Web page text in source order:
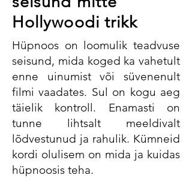
Hollywoodi trikk
Hüpnoos on loomulik teadvuse
seisund, mida koged ka vahetult
enne uinumist või süvenenult
filmi vaadates. Sul on kogu aeg
täielik kontroll. Enamasti on
tunne lihtsalt meeldivalt
lõdvestunud ja rahulik. Kümneid
kordi olulisem on mida ja kuidas
hüpnoosis teha.